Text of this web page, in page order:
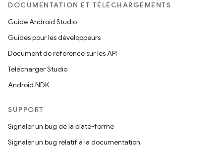
DOCUMENTATION ET TÉLÉCHARGEMENTS
Guide Android Studio
Guides pour les développeurs
Document de référence sur les API
Télécharger Studio
Android NDK
SUPPORT
Signaler un bug de la plate-forme
Signaler un bug relatif à la documentation